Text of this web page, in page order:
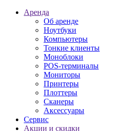
Аренда
Об аренде
Ноутбуки
Компьютеры
Тонкие клиенты
Моноблоки
POS-терминалы
Мониторы
Принтеры
Плоттеры
Сканеры
Аксессуары
Сервис
Акции и скидки